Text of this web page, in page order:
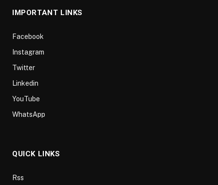
IMPORTANT LINKS
Facebook
Instagram
Twitter
Linkedin
YouTube
WhatsApp
QUICK LINKS
Rss